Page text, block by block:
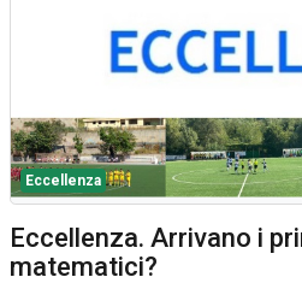
Eccellenza
Eccellenza. Arrivano i
matematici?